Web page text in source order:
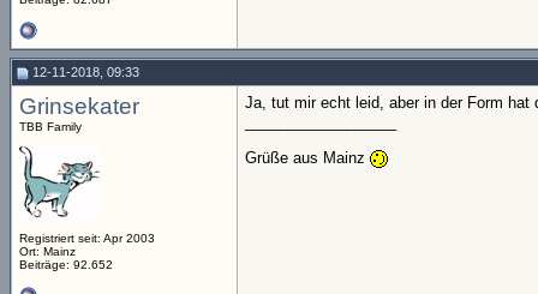
12-11-2018, 09:33
Grinsekater
TBB Family
Registriert seit: Apr 2003
Ort: Mainz
Beiträge: 92.652
Ja, tut mir echt leid, aber in der Form
Grüße aus Mainz